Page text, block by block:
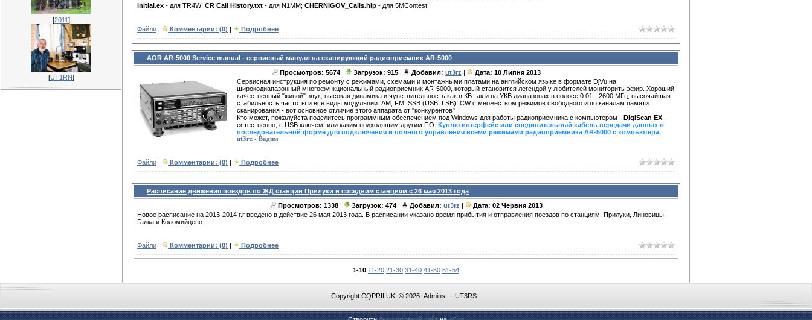
[2011]
[UT1RN]
initial.ex - для TR4W; CR Call History.txt - для N1MM; CHERNIGOV_Calls.hlp - для 5MContest
Файли Комментарии: (0) Подробнее
AOR AR-5000 Service manual - сервисный мануал на сканирующий радиоприемник AR-5000
Просмотров: 5674
Загрузок: 915 Добавил: ut3rz Дата: 10 Липня 2013
Сервисная инструкция по ремонту с режимами, схемами и монтажными платами на английском языке в формате DjVu на
широкодиапазонный многофункциональный радиоприемник AR-5000, который становится легендой у любителей мониторить эфир. Хороший
качественный "живой" звук, высокая динамика и чувствительность как в КВ так и на УКВ диапазонах в полосе 0.01 - 2600 МГц, высочайшая
стабильность частоты и все виды модуляции: AM, FM, SSB (USB, LSB), CW с множеством режимов свободного и по каналам памяти
сканирования - вот основное отличие этого аппарата от "конкурентов".
Кто может, пожалуйста поделитесь программным обеспечением под Windows для работы радиоприемника с компьютером - DigiScan EX
естественно, с USB ключем, или каким подходящим другим ПО.
Куплю интерфейс или соединительный кабель передачи данных в
последовательной форме для подключения и полного управления всеми режимами радиоприемника AR-5000 с компьютера.
ut3rz - Вадим
Файли Комментарии: (0) Подробнее
Расписание движения поездов по ЖД станции Прилуки и соседним станциям с 26 мая 2013 года
Просмотров: 1338
Загрузок: 474 Добавил: ut3rz Дата: 02 Червня 2013
Новое расписание на 2013-2014 г.г введено в действие 26 мая 2013 года. В расписании указано время прибытия и отправления поездов по станциям: Прилуки, Линовицы,
Галка и Коломийцево.
Файли Комментарии: (0) Подробнее
1-10 11-20 21-30 31-40 41-50 51-54
Copyright CQPRILUKI © 2026 Admins - UT3RS